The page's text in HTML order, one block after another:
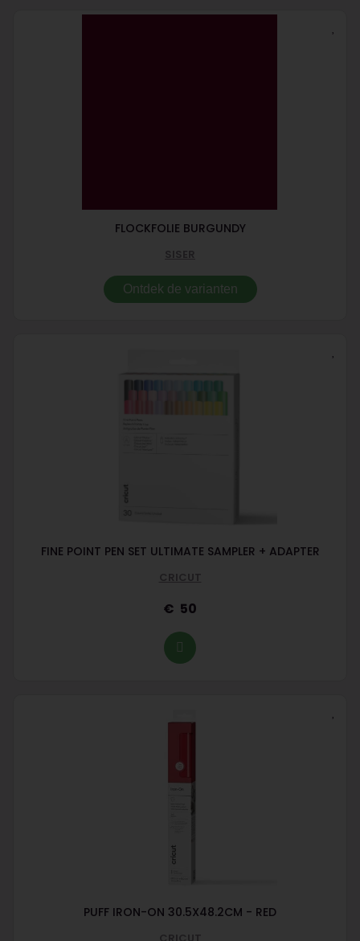
FLOCKFOLIE BURGUNDY
SISER
Ontdek de varianten
FINE POINT PEN SET ULTIMATE SAMPLER + ADAPTER
CRICUT
50
PUFF IRON-ON 30.5X48.2CM - RED